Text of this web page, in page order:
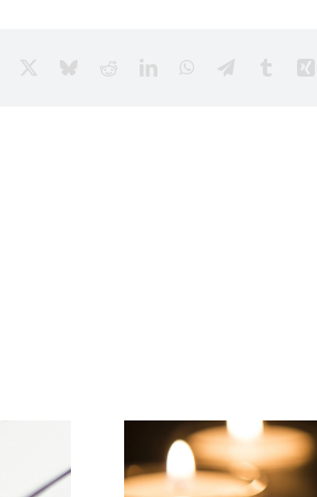
BlueskyRedditLinkedInWhatsApp
TelegramTumblr